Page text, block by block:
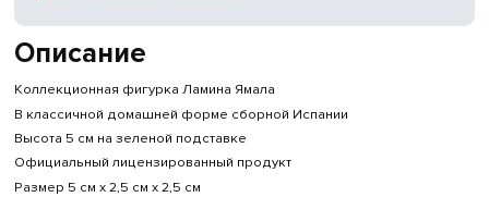
Описание
Коллекционная фигурка Ламина Ямала
В классичной домашней форме сборной Испании
Высота 5 см на зеленой подставке
Официальный лицензированный продукт
Размер 5 см x 2,5 см x 2,5 см